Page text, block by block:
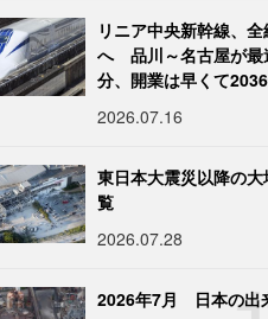
リニア中央新幹線、
へ 品川～名古屋が最
分、開業は早くて
2026.07.16
東日本大震災以降の
覧
2026.07.28
2026年7月 日本の出